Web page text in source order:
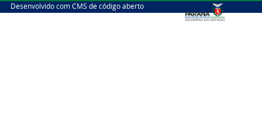
Desenvolvido com CMS de código aberto